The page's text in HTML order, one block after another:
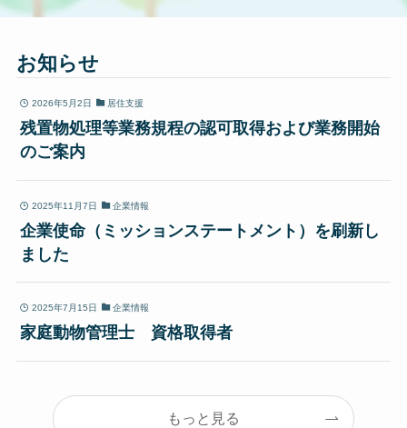
お知らせ
2026年5月2日 居住支援
残置物処理等業務規程の認可取得および業務開始
のご案内
2025年11月7日 企業情報
企業使命（ミッションステートメント）を刷新し
ました
2025年7月15日 企業情報
家庭動物管理士 資格取得者
もっと見る